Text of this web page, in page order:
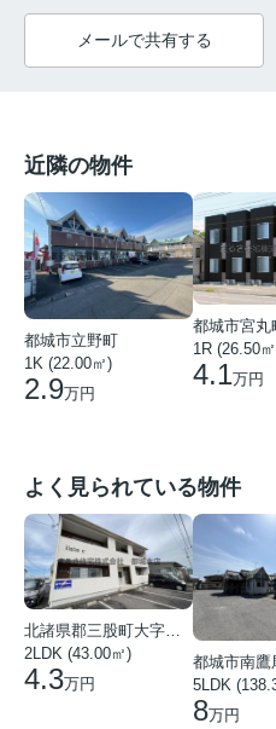
メールで共有する
近隣の物件
都城市立野町
1K (22.00㎡)
2.9万円
都城市宮丸
1R (26.50
4.1万円
よく見られている物件
北諸県郡三股町大字蓼池
2LDK (43.00㎡)
4.3万円
都城市南鷹
5LDK
8万円